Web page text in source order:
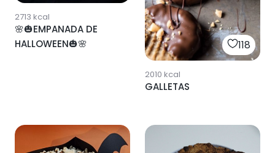
2713 kcal
🌸🎃EMPANADA DE
HALLOWEEN🎃🌸
118
2010 kcal
GALLETAS